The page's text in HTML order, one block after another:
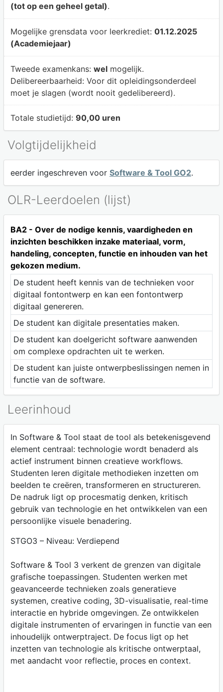
(tot op een geheel getal).
Mogelijke grensdata voor leerkrediet: 01.12.2025
(Academiejaar)
Tweede examenkans: welmogelijk.
Delibereerbaarheid: Voor dit opleidingsonderdeel
moet je slagen (wordt nooit gedelibereerd).
Totale studietijd: 90,00 uren
Volgtijdelijkheid
eerder ingeschreven voor Software & Tool GO2.
OLR-Leerdoelen (lijst)
BA2 - Over de nodige kennis, vaardigheden en
inzichten beschikken inzake materiaal, vorm,
handeling, concepten, functie en inhouden van het
gekozen medium.
De student heeft kennis van de technieken voor
digitaal fontontwerp en kan een fontontwerp
digitaal genereren.
De student kan digitale presentaties maken.
De student kan doelgericht software aanwenden
om complexe opdrachten uit te werken.
De student kan juiste ontwerpbeslissingen nemen in
functie van de software.
Leerinhoud
In Software & Tool staat de tool als betekenisgevend
element centraal: technologie wordt benaderd als
actief instrument binnen creatieve workflows.
Studenten leren digitale methodieken inzetten om
beelden te creëren, transformeren en structureren.
De nadruk ligt op procesmatig denken, kritisch
gebruik van technologie en het ontwikkelen van een
persoonlijke visuele benadering.
STGO3 – Niveau: Verdiepend
Software & Tool 3 verkent de grenzen van digitale
grafische toepassingen. Studenten werken met
geavanceerde technieken zoals generatieve
systemen, creative coding, 3D-visualisatie, real-time
interactie en hybride omgevingen. Ze ontwikkelen
digitale instrumenten of ervaringen in functie van een
inhoudelijk ontwerptraject. De focus ligt op het
inzetten van technologie als kritische ontwerptaal,
met aandacht voor reflectie, proces en context.